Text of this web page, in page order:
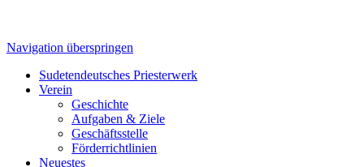
Navigation überspringen
Sudetendeutsches Priesterwerk
Verein
Geschichte
Aufgaben & Ziele
Geschäftsstelle
Förderrichtlinien
Neuestes